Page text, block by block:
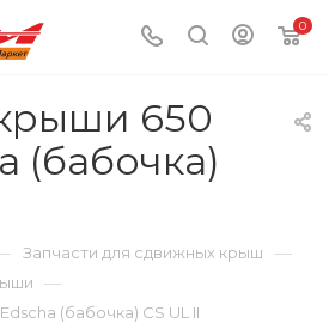
0
650
(бабочка)
Запчасти для сдвижных крыш —
—
(бабочка) CS UL II